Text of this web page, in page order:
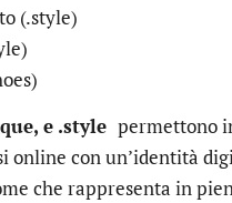
(.style)
e .style permettono
con un’identità
che rappresenta in